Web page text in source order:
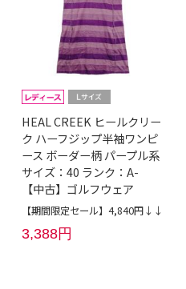
HEAL CREEK ヒールクリー
ク ハーフジップ半袖ワンピ
ース ボーダー柄 パープル系
サイズ：40 ランク：A-
【中古】ゴルフウェア
【期間限定セール】4,840円↓↓
3,388円